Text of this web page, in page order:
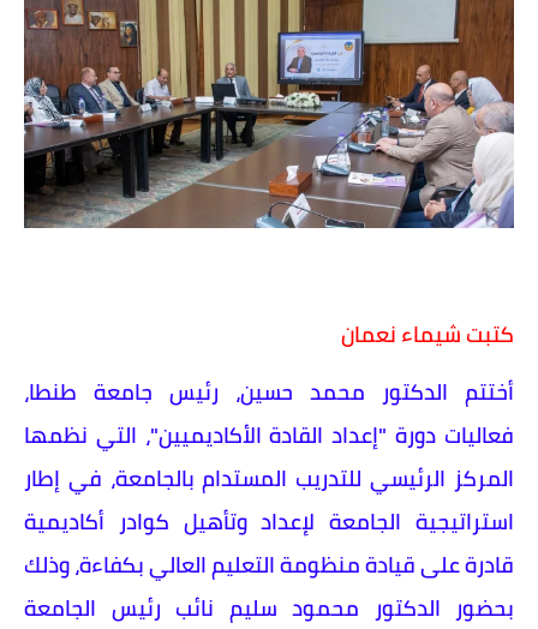
كتبت شيماء نعمان
أختتم الدكتور محمد حسين، رئيس جامعة طنطا،
فعاليات دورة "إعداد القادة الأكاديميين"، التي نظمها
المركز الرئيسي للتدريب المستدام بالجامعة، في إطار
استراتيجية الجامعة لإعداد وتأهيل كوادر أكاديمية
قادرة على قيادة منظومة التعليم العالي بكفاءة، وذلك
بحضور الدكتور محمود سليم نائب رئيس الجامعة